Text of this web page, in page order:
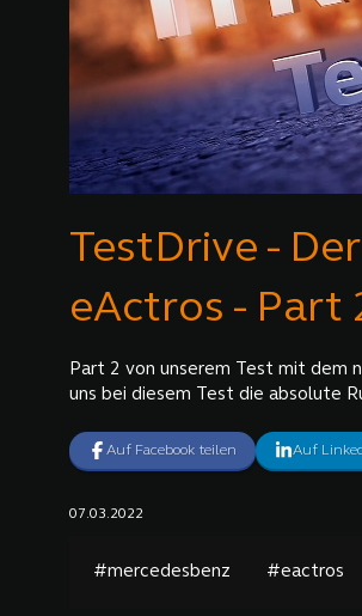
TestDrive -
eActros - Part
Part 2 von unserem Test mit dem
uns bei diesem Test die absolute
Auf Facebook teilen Auf
07.03.2022
#mercedesbenz #eactros